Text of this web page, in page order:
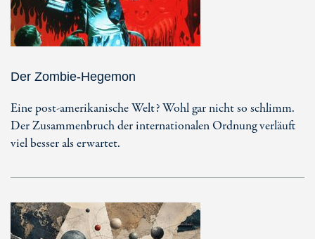
Der Zombie-Hegemon
Eine post-amerikanische Welt? Wohl gar nicht so schlimm.
Der Zusammenbruch der internationalen Ordnung verläuft
viel besser als erwartet.